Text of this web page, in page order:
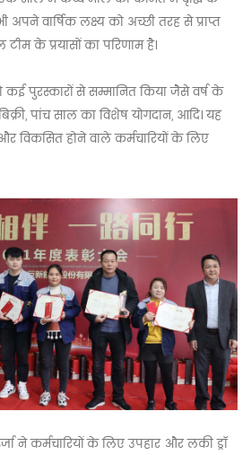
अपने वार्षिक लक्ष्य को अच्छी तरह से प्राप्त
के प्रयासों का परिणाम है।
पुरस्कारों से सम्मानित किया जैसे वर्ष के
पांच साल का विशेष योगदान, आदि। यह
विकसित होने वाले कर्मचारियों के लिए
ने कर्मचारियों के लिए उपहार और लकी ड्रॉ